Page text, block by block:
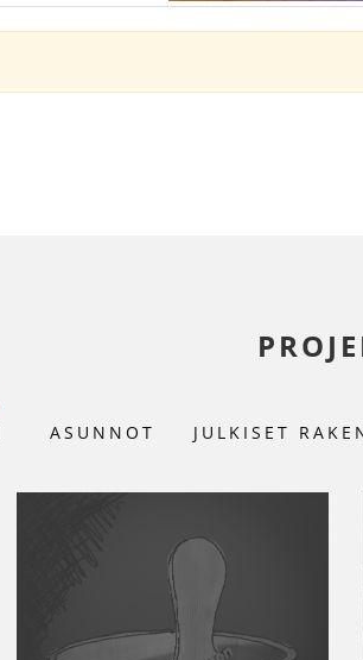
ASUNNOT JULKISET